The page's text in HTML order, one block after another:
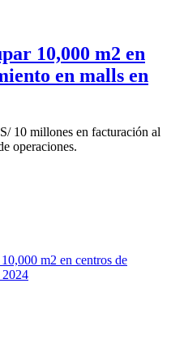
10,000 m2 en
en malls en
10 millones en facturación al
operaciones.